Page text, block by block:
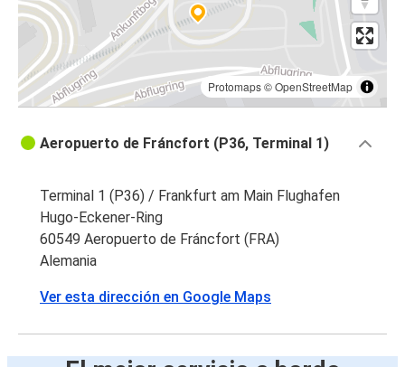
Protomaps©OpenStreetMap
Aeropuerto de Fráncfort (P36, Terminal 1)
Terminal 1 (P36) / Frankfurt am Main Flughafen
Hugo-Eckener-Ring
60549 Aeropuerto de Fráncfort (FRA)
Alemania
Ver esta dirección en Google Maps